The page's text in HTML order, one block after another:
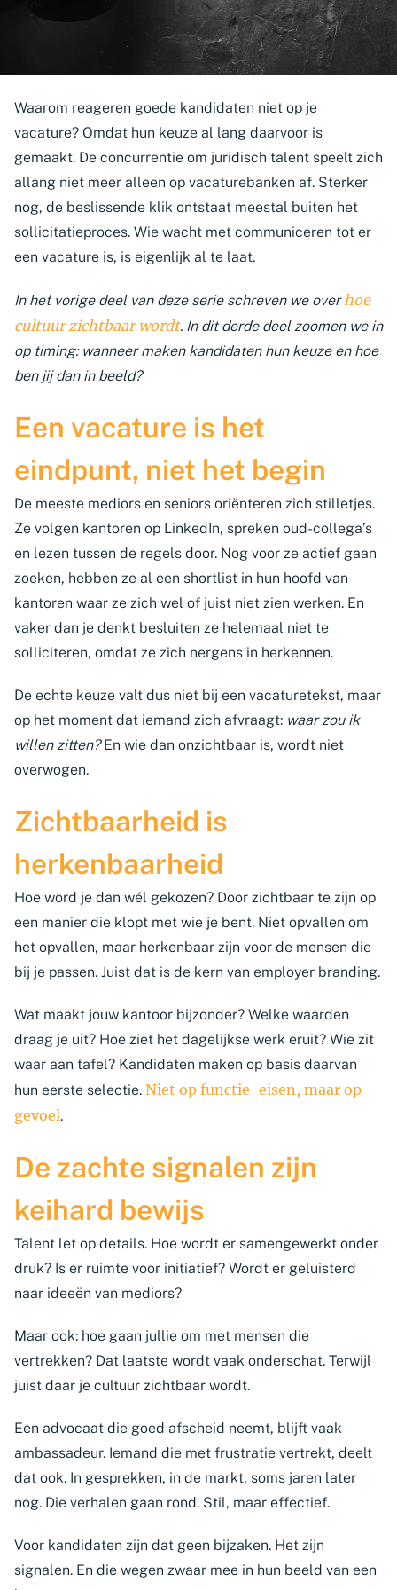
Waarom reageren goede kandidaten niet op je
vacature? Omdat hun keuze al lang daarvoor is
gemaakt. De concurrentie om juridisch talent speelt zich
allang niet meer alleen op vacaturebanken af. Sterker
nog, de beslissende klik ontstaat meestal buiten het
sollicitatieproces. Wie wacht met communiceren tot er
een vacature is, is eigenlijk al te laat.
In het vorige deel van deze serie schreven we overhoe
cultuur zichtbaar wordt. In dit derde deel zoomen we in
op timing: wanneer maken kandidaten hun keuze en hoe
ben jij dan in beeld?
Een vacature is het
eindpunt, niet het begin
De meeste mediors en seniors oriënteren zich stilletjes.
Ze volgen kantoren op LinkedIn, spreken oud-collega’s
en lezen tussen de regels door. Nog voor ze actief gaan
zoeken, hebben ze al een shortlist in hun hoofd van
kantoren waar ze zich wel of juist niet zien werken. En
vaker dan je denkt besluiten ze helemaal niet te
solliciteren, omdat ze zich nergens in herkennen.
De echte keuze valt dus niet bij een vacaturetekst, maar
op het moment dat iemand zich afvraagt: waar zou ik
willen zitten?En wie dan onzichtbaar is, wordt niet
overwogen.
Zichtbaarheid is
herkenbaarheid
Hoe word je dan wél gekozen? Door zichtbaar te zijn op
een manier die klopt met wie je bent. Niet opvallen om
het opvallen, maar herkenbaar zijn voor de mensen die
bij je passen. Juist dat is de kern van employer branding.
Wat maakt jouw kantoor bijzonder? Welke waarden
draag je uit? Hoe ziet het dagelijkse werk eruit? Wie zit
waar aan tafel? Kandidaten maken op basis daarvan
hun eerste selectie. Niet op functie-eisen, maar op
gevoel.
De zachte signalen zijn
keihard bewijs
Talent let op details. Hoe wordt er samengewerkt onder
druk? Is er ruimte voor initiatief? Wordt er geluisterd
naar ideeën van mediors?
Maar ook: hoe gaan jullie om met mensen die
vertrekken? Dat laatste wordt vaak onderschat. Terwijl
juist daar je cultuur zichtbaar wordt.
Een advocaat die goed afscheid neemt, blijft vaak
ambassadeur. Iemand die met frustratie vertrekt, deelt
dat ook. In gesprekken, in de markt, soms jaren later
nog. Die verhalen gaan rond. Stil, maar effectief.
Voor kandidaten zijn dat geen bijzaken. Het zijn
signalen. En die wegen zwaar mee in hun beeld van een